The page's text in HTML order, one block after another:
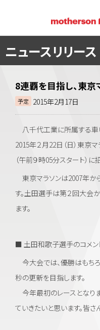
ニュースリリース
8連覇を目指し、東
予定 2015年2月17日
八千代工業に所属する車
2015年２月22日（日）東京
（午前９時05分スタート）
東京マラソンは2007年か
す。土田選手は第２回大会
ます。
■ 土田和歌子選手のコメン
今大会では、優勝はもち
秒の更新を目指します。
今年最初のレースとなり
ていきたいと思います。皆さ